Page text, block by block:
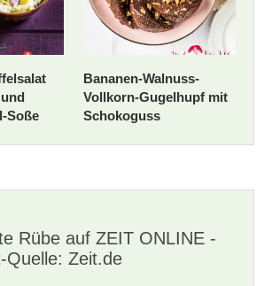
Soße
Bananen-Walnuss-
Vollkorn-Gugelhupf mit
Schokoguss
Rübe auf ZEIT ONLINE -
Quelle: Zeit.de